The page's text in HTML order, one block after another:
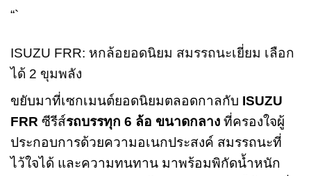
“`
ISUZU FRR: หกล้อยอดนิยม สมรรถนะเยี่ยม เลือก
ได้ 2 ขุมพลัง
ขยับมาที่เซกเมนต์ยอดนิยมตลอดกาลกับ ISUZU
FRR ซีรีส์รถบรรทุก 6 ล้อ ขนาดกลาง ที่ครองใจผู้
ประกอบการด้วยความอเนกประสงค์ สมรรถนะที่
ไว้ใจได้ และความทนทาน มาพร้อมพิกัดน้ำหนัก